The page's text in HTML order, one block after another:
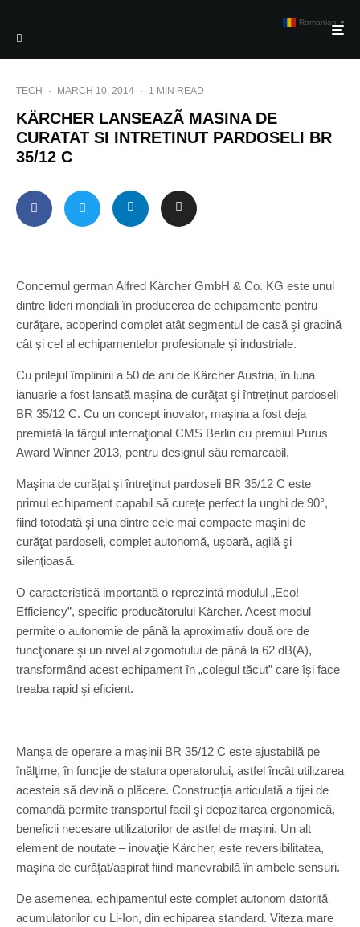
TECH · MARCH 10, 2014 · 1 MIN READ
KÄRCHER LANSEAZÃ MASINA DE
CURATAT SI INTRETINUT PARDOSELI BR
35/12 C
Concernul german Alfred Kärcher GmbH & Co. KG este unul
dintre lideri mondiali în producerea de echipamente pentru
curăţare, acoperind complet atât segmentul de casă şi gradină
cât şi cel al echipamentelor profesionale şi industriale.
Cu prilejul împlinirii a 50 de ani de Kärcher Austria, în luna
ianuarie a fost lansată maşina de curăţat şi întreţinut pardoseli
BR 35/12 C. Cu un concept inovator, maşina a fost deja
premiată la târgul internaţional CMS Berlin cu premiul Purus
Award Winner 2013, pentru designul său remarcabil.
Maşina de curăţat şi întreţinut pardoseli BR 35/12 C este
primul echipament capabil să cureţe perfect la unghi de 90°,
fiind totodată şi una dintre cele mai compacte maşini de
curăţat pardoseli, complet autonomă, uşoară, agilă şi
silenţioasă.
O caracteristică importantă o reprezintă modulul „Eco!
Efficiency”, specific producătorului Kärcher. Acest modul
permite o autonomie de până la aproximativ două ore de
funcţionare şi un nivel al zgomotului de până la 62 dB(A),
transformând acest echipament în „colegul tăcut” care îşi face
treaba rapid şi eficient.
Manşa de operare a maşinii BR 35/12 C este ajustabilă pe
înălţime, în funcţie de statura operatorului, astfel încât utilizarea
acesteia să devină o plăcere. Construcţia articulată a tijei de
comandă permite transportul facil şi depozitarea ergonomică,
beneficii necesare utilizatorilor de astfel de maşini. Un alt
element de noutate – inovaţie Kärcher, este reversibilitatea,
maşina de curăţat/aspirat fiind manevrabilă în ambele sensuri.
De asemenea, echipamentul este complet autonom datorită
acumulatorilor cu Li-Ion, din echiparea standard. Viteza mare
Romanian ▼